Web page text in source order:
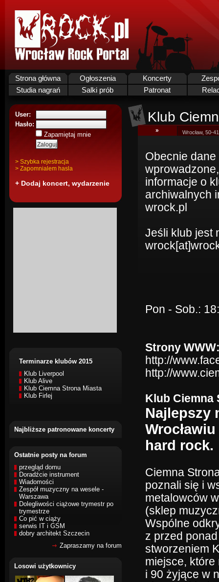
Strona główna Ogłoszenia Koncerty
Studia nagrań
Salki prób Patronat
User:
Hasło:
Zapamiętaj mnie
> Szybka rejestracja
> Zapomnialem hasla
+ Dodaj koncert, wydarzenie
Terminarze klubów 2015
Klub Liverpool
Klub Alive
Klub Ciemna Strona Miasta
Klub Firlej
Najbliższe patronowane koncerty
Ostatnie posty na forum
przegląd domu
Doradźcie instrument
Wiadomości
Zespół muzyczny na wesele -
Warszawa
Dolegliwości ciążowe trymestr po
trymestrze
Co pić w ciąży
serwis IT i GSM
dobry architekt Szczecin
Zapraszamy na forum
Losowi użytkownicy
Klub
» Wrocław, 50-
Obecnie dane
informacje o
archiwalnych
wrock.pl
Jeśli klub jest
Pon - Sob.:
Strony
http://
http://
Klub Ciemna
Najlepszy
hard rock.
Ciemna
poznali się i
metalowców
(sklep
Wspólne
z przed
stworzeniem
miejsce, które
i 90 żyjące w